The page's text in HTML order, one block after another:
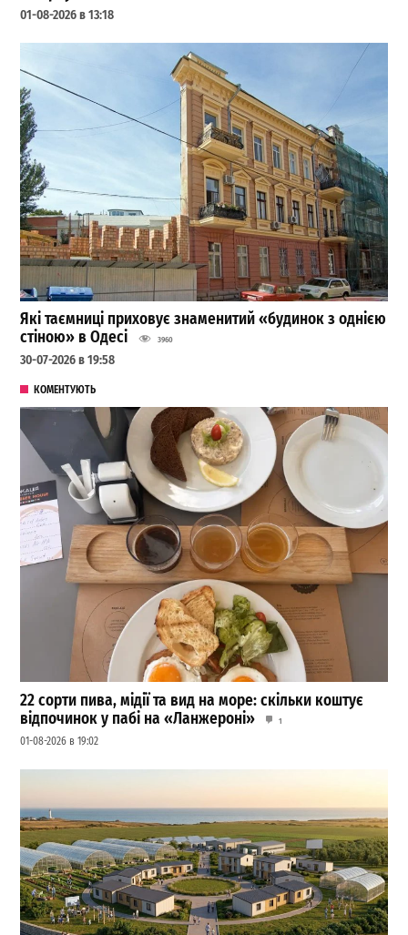
01-08-2026 в 13:18
Які таємниці приховує знаменитий «будинок з однією
стіною» в Одесі
3960
30-07-2026 в 19:58
КОМЕНТУЮТЬ
22 сорти пива, мідії та вид на море: скільки коштує
відпочинок у пабі на «Ланжероні»
1
01-08-2026 в 19:02